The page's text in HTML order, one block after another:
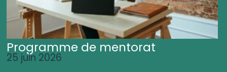
Programme de mentorat
25 juin 2026